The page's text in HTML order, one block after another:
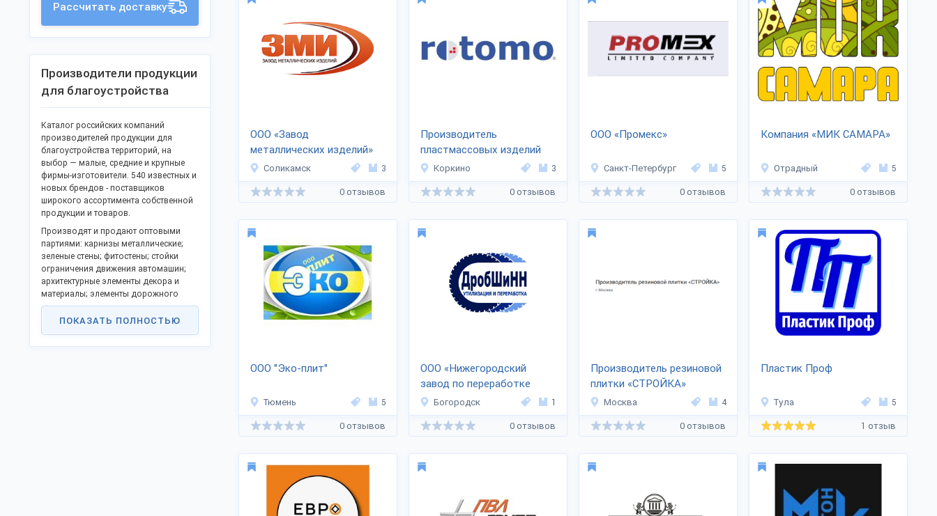
ООО «Завод
металлических изделий»
Соликамск 3
0 отзывов
Производитель
пластмассовых изделий
«Рóтомо»
Коркино 3
0 отзывов
ООО «Промекс»
Санкт-Петербург 5
0 отзывов
Компания «МИК САМАРА»
Отрадный 5
0 отзывов
ООО "Эко-плит"
Тюмень 5
0 отзывов
ООО «Нижегородский
завод по переработке
РТИ»Богородск 1
0 отзывов
Производитель резиновой
плитки «СТРОЙКА»
Москва 4
0 отзывов
Пластик Проф
Тула 5
1 отзыв
Рассчитать доставку
Производители продукции
для благоустройства
Каталог российских компаний
производителей продукции для
благоустройства территорий, на
выбор — малые, средние и крупные
фирмы-изготовители. 540 известных и
новых брендов - поставщиков
широкого ассортимента собственной
продукции и товаров.
Производят и продают оптовыми
партиями: карнизы металлические;
зеленые стены; фитостены; стойки
ограничения движения автомашин;
архитектурные элементы декора и
материалы; элементы дорожного
строительства и т.д., без торговых
накруток перекупщиков по прайсу
изготовителя — до 70% дешевле
розницы.
ПОКАЗАТЬ ПОЛНОСТЬЮ